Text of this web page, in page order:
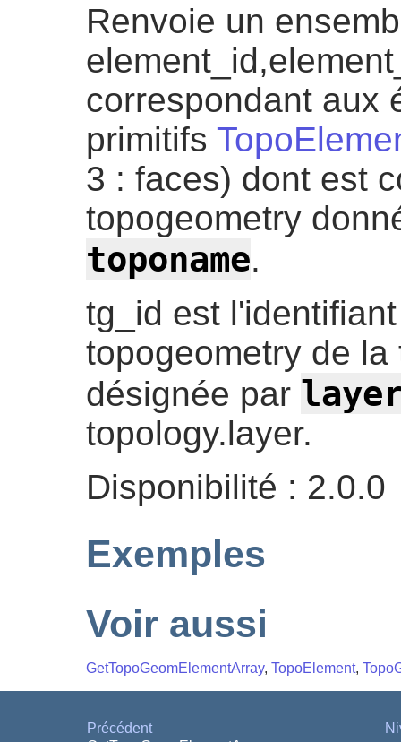
Renvoie un
correspondant aux
primitifs
3 : faces) dont est
topogeometry
toponame.
tg_id est
topogeometry de
désignée par
topology.layer.
Disponibilité : 2.0.0
Exemples
Voir aussi
GetTopoGeomElementArray, TopoElement,
Précédent